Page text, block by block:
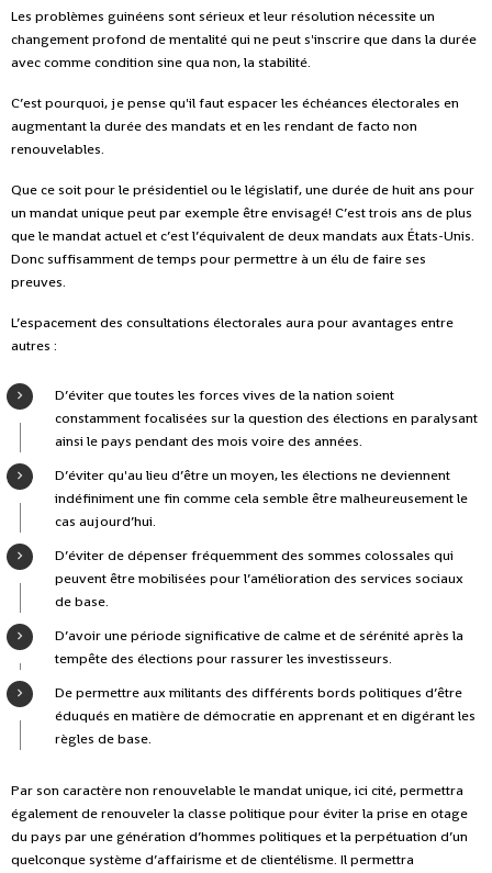
Les problèmes guinéens sont sérieux et leur résolution nécessite un
changement profond de mentalité qui ne peut s'inscrire que dans la durée
avec comme condition sine qua non, la stabilité.
C’est pourquoi, je pense qu'il faut espacer les échéances électorales en
augmentant la durée des mandats et en les rendant de facto non
renouvelables.
Que ce soit pour le présidentiel ou le législatif, une durée de huit ans pour
un mandat unique peut par exemple être envisagé! C’est trois ans de plus
que le mandat actuel et c’est l’équivalent de deux mandats aux États-Unis.
Donc suffisamment de temps pour permettre à un élu de faire ses
preuves.
L’espacement des consultations électorales aura pour avantages entre
autres :
D’éviter que toutes les forces vives de la nation soient
constamment focalisées sur la question des élections en paralysant
ainsi le pays pendant des mois voire des années.
D’éviter qu'au lieu d’être un moyen, les élections ne deviennent
indéfiniment une fin comme cela semble être malheureusement le
cas aujourd’hui.
D’éviter de dépenser fréquemment des sommes colossales qui
peuvent être mobilisées pour l’amélioration des services sociaux
de base.
D’avoir une période significative de calme et de sérénité après la
tempête des élections pour rassurer les investisseurs.
De permettre aux militants des différents bords politiques d’être
éduqués en matière de démocratie en apprenant et en digérant les
règles de base.
Par son caractère non renouvelable le mandat unique, ici cité, permettra
également de renouveler la classe politique pour éviter la prise en otage
du pays par une génération d’hommes politiques et la perpétuation d’un
quelconque système d’affairisme et de clientélisme. Il permettra